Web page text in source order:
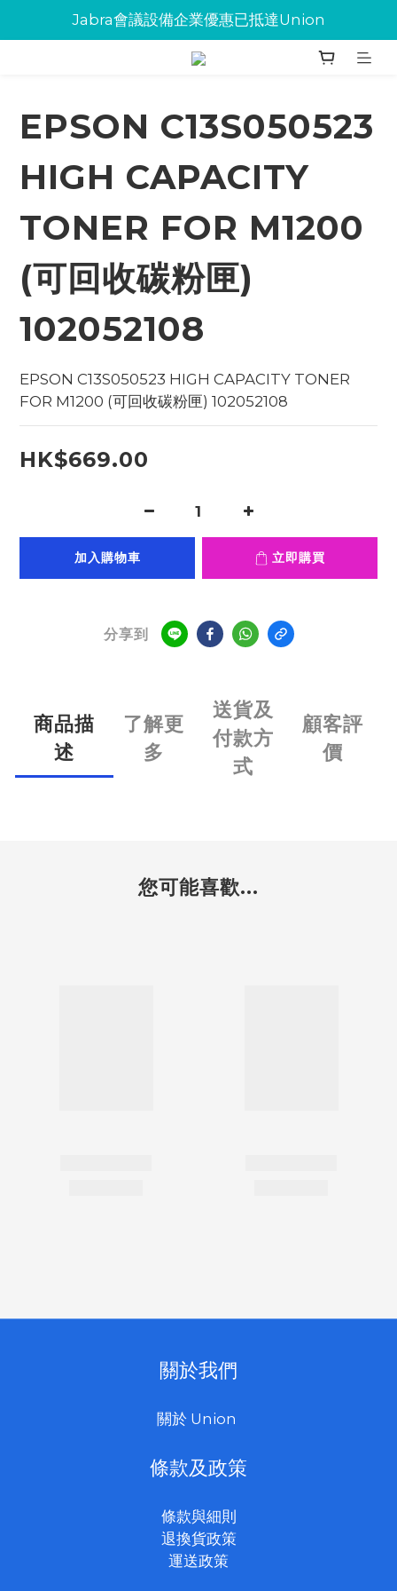
Jabra會議設備企業優惠已抵達Union
Jabra會議設備企業優惠已抵達Union
環保碳粉歡迎大量下單
EPSON C13S050523
HIGH CAPACITY
TONER FOR M1200
(可回收碳粉匣)
102052108
EPSON C13S050523 HIGH CAPACITY TONER
FOR M1200 (可回收碳粉匣) 102052108
HK$669.00
加入購物車 立即購買
分享到
商品描
述
了解更
多
送貨及
付款方
式
顧客評
價
您可能喜歡...
關於我們
關於 Union
條款及政策
條款與細則
退換貨政策
運送政策